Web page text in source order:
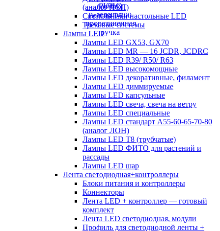
(аналог ЛСП)
Светильники настольные LED
Трековые системы
Лампы LED
Лампы LED GX53, GX70
Лампы LED MR — 16 JCDR, JCDRC
Лампы LED R39/ R50/ R63
Лампы LED высокомощные
Лампы LED декоративные, филамент
Лампы LED диммируемые
Лампы LED капсульные
Лампы LED свеча, свеча на ветру
Лампы LED специальные
Лампы LED стандарт А55-60-65-70-80
(аналог ЛОН)
Лампы LED Т8 (трубчатые)
Лампы LED ФИТО для растений и
рассады
Лампы LED шар
Лента светодиодная+контроллеры
Блоки питания и контроллеры
Коннекторы
Лента LED + контроллер — готовый
комплект
Лента LED светодиодная, модули
Профиль для светодиодной ленты +